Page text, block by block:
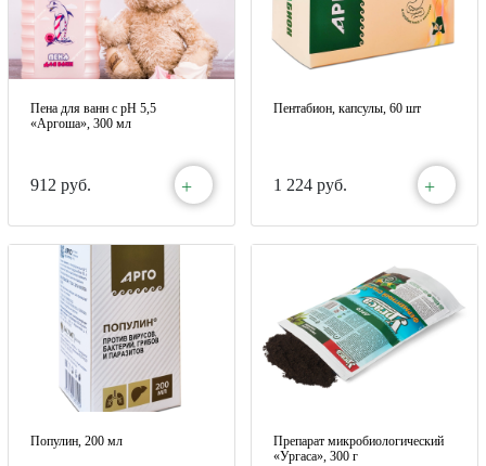
Пена для ванн с pH 5,5
«Аргоша», 300 мл
912 руб. +
Пентабион, капсулы, 60 шт
1 224 руб. +
Популин, 200 мл
Препарат микробиологический
«Ургаса», 300 г